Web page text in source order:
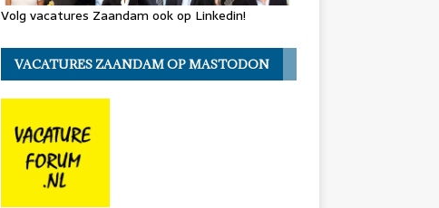
Volg vacatures Zaandam ook op Linkedin!
VACATURES ZAANDAM OP MASTODON